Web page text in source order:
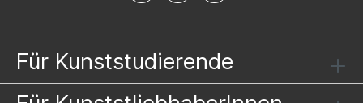
Für Kunststudierende